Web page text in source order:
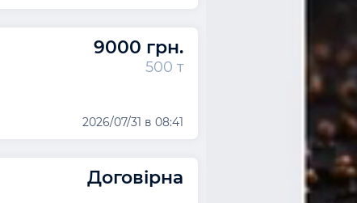
9000 грн.
500 т
2026/07/31 в 08:41
Договірна